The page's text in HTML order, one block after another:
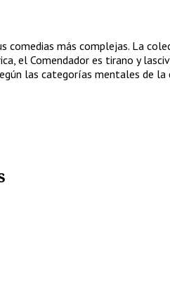
comedias más complejas. La
el Comendador es tirano y
las categorías mentales de la